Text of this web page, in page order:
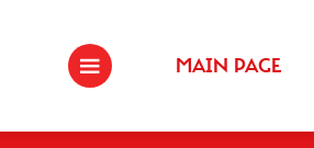
MAIN PAGE